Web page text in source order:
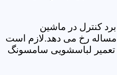
کنترل در ماشین
رخ می دهد.لازم است
لباسشویی سامسونگ